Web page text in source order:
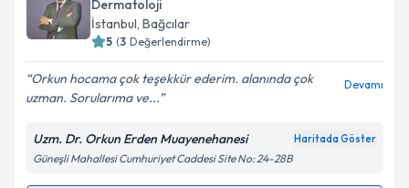
E-posta Adresiniz
Metni 'ni okudum ve kişisel verilerimin belirtilen
kapsamda işlenmesini kabul ediyorum.
Dermatoloji
İstanbul, Bağcılar
5 (3 Değerlendirme)
Orkun hocama çok teşekkür ederim. alanında çok
uzman. Sorularıma ve...
Devamı
Uzm. Dr. Orkun Erden Muayenehanesi Haritada Göster
Güneşli Mahallesi Cumhuriyet Caddesi Site No: 24-28B